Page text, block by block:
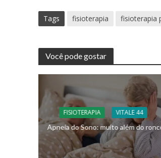
Tags fisioterapia fisioterapia
Você pode gostar
FISIOTERAPIA
VITALE 44
Apneia do Sono: muito além do